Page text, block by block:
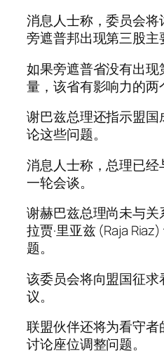
消息人士称，委员会
旁遮普邦出现第三股主
如果旁遮普省没有出现
量，该省有影响力的两
谢巴兹总理还指示盟
论这些问题。
消息人士称，总理已
一轮会谈。
谢赫巴兹总理尚未与关
拉贾·里亚兹 (Raja
题。
该委员会将向盟国征
议。
联盟伙伴还将为看守
讨论座位调整问题。